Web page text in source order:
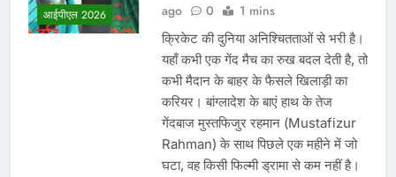
आईपीएल 2026
ago
0 1 mins
क्रिकेट की दुनिया अनिश्चितताओं से भरी है।
यहाँ कभी एक गेंद मैच का रुख बदल देती है, तो
कभी मैदान के बाहर के फैसले खिलाड़ी का
करियर। बांग्लादेश के बाएं हाथ के तेज
गेंदबाज मुस्तफिजुर रहमान (Mustafizur
Rahman) के साथ पिछले एक महीने में जो
घटा, वह किसी फिल्मी ड्रामा से कम नहीं है।